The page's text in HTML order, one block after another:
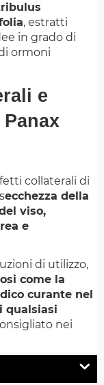
, estratti
in grado di
ormoni
e
collaterali di
ecchezza della
viso,
e
di utilizzo,
come la
curante nel
qualsiasi
nei